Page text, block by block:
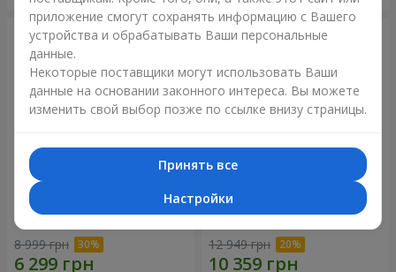
Букет "Сила Любви!"
8 999 грн
Романтический букет
12 949 грн
приложение смогут сохранять информацию с Вашего
устройства и обрабатывать Ваши персональные
данные.
Некоторые поставщики могут использовать Ваши
данные на основании законного интереса. Вы можете
изменить свой выбор позже по ссылке внизу страницы.
Принять все
Настройки